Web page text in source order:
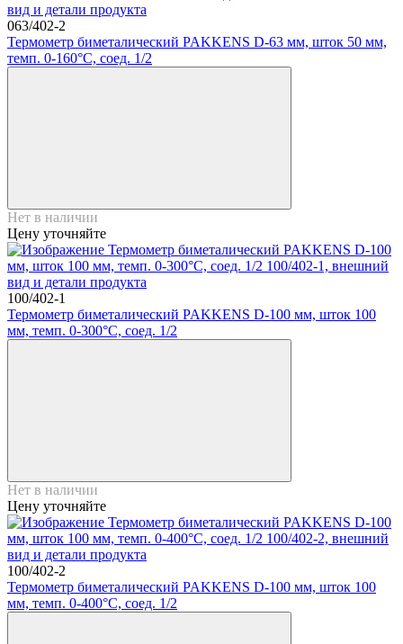
063/402-2
Термометр биметалический PAKKENS D-63 мм, шток 50 мм,
темп. 0-160°C, соед. 1/2
Нет в наличии
Цену уточняйте
100/402-1
Термометр биметалический PAKKENS D-100 мм, шток 100
мм, темп. 0-300°C, соед. 1/2
Нет в наличии
Цену уточняйте
100/402-2
Термометр биметалический PAKKENS D-100 мм, шток 100
мм, темп. 0-400°C, соед. 1/2